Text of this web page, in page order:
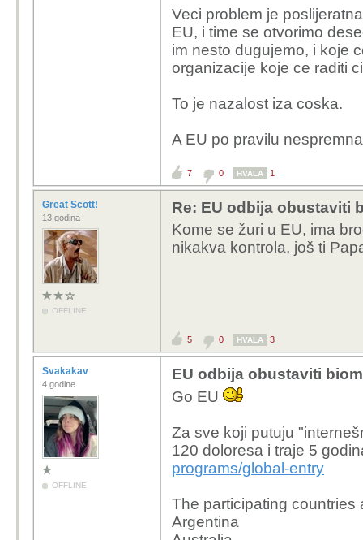
Veci problem je
EU, i time se otvorimo
im nesto dugujemo, i koje
organizacije koje ce raditi
To je nazalost iza coska.
A EU po pravilu
7 0 HVALA 1
Great Scott!
13 godina
OFFLINE
Re: EU odbija obustaviti
Kome se žuri u EU, ima
nikakva kontrola, još ti
5 0 HVALA 3
Svakakav
4 godine
OFFLINE
EU odbija obustaviti
Go EU
Za sve koji putuju
120 doloresa i traje 5
programs/global-entry
The participating countries
Argentina